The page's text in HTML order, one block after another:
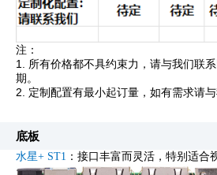
注：
1. 所有价格都不具约束力，请与我们联
期。
2. 定制配置有最小起订量，如有需求请与
底板
水星+ ST1 ：接口丰富而灵活，特别适合